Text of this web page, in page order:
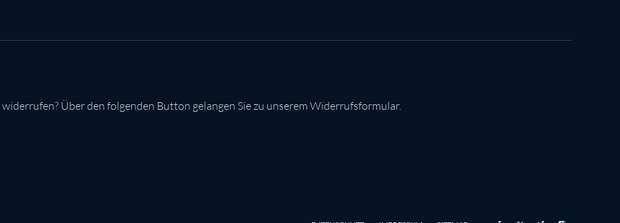
Über den folgenden Button gelangen Sie zu unserem Widerrufsformular.